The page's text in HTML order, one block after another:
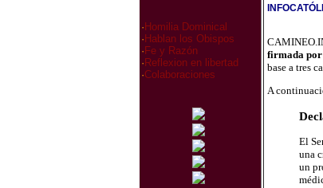
· Homilia Dominical
· Hablan los Obispos
· Fe y Razón
· Reflexion en libertad
·Colaboraciones
firmada por
base a tres
A
El
una
un